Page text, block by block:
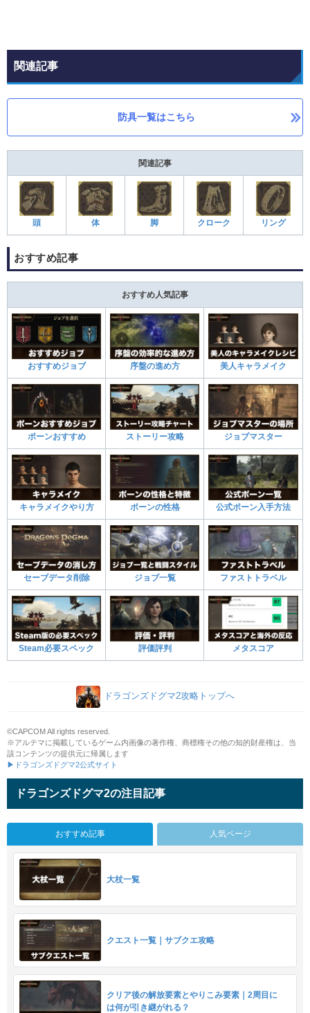
関連記事
防具一覧はこちら
関連記事
頭 体 脚 クローク リング
おすすめ記事
おすすめ人気記事
おすすめジョブ 序盤の進め方 美人キャラメイク
ポーンおすすめ ストーリー攻略 ジョブマスター
キャラメイクやり方 ポーンの性格 公式ポーン入手方法
セーブデータ削除 ジョブ一覧 ファストトラベル
Steam必要スペック 評価評判 メタスコア
ドラゴンズドグマ2攻略トップへ
©CAPCOM All rights reserved.
※アルテマに掲載しているゲーム内画像の著作権、商標権その他の知的財産権は、当
該コンテンツの提供元に帰属します
▶ドラゴンズドグマ2公式サイト
ドラゴンズドグマ2の注目記事
おすすめ記事 人気ページ
大杖一覧
クエスト一覧｜サブクエ攻略
クリア後の解放要素とやりこみ要素｜2周目に
は何が引き継がれる？